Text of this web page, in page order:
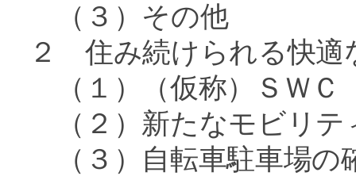
（３）その他
２ 住み続けられる快適
（１）（仮称）ＳＷＣ
（２）新たなモビリテ
（３）自転車駐車場の